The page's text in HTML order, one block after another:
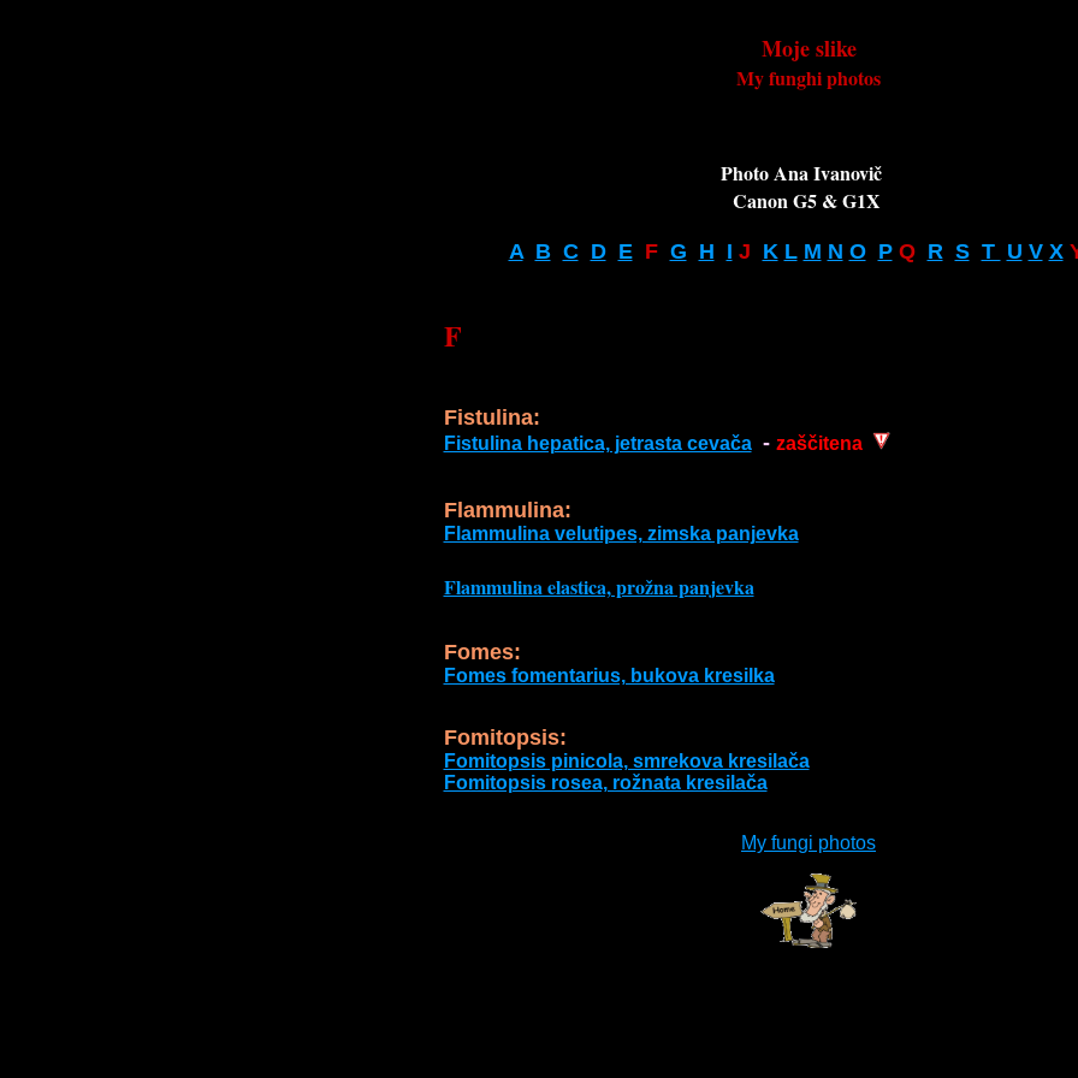
Moje slike
My funghi photos
Photo Ana Ivanovič
Canon G5 & G1X
A B C D E
  F
G H I J K L M N O P Q R S T U V X
F
Fistulina hepatica, jetrasta cevača - zaščitena
Flammulina:
Flammulina velutipes, zimska panjevka
Flammulina elastica, prožna panjevka
Fomes:
Fomes fomentarius, bukova kresilka
Fomitopsis:
Fomitopsis pinicola, smrekova kresilača
Fomitopsis rosea, rožnata kresilača
My fungi photos